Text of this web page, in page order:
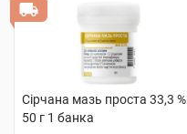
Сірчана мазь проста 33,3 %
50 г 1 банка